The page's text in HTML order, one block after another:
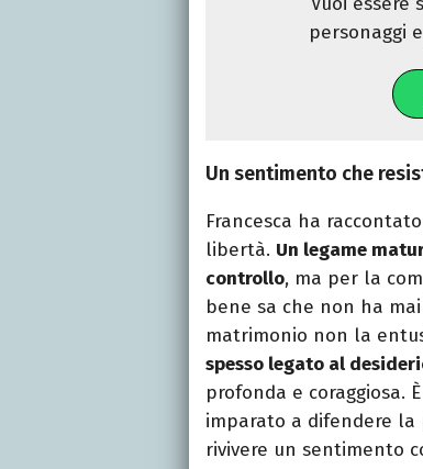
personaggi
Un sentimento che
Francesca ha
libertà. Un legame
controllo, ma per la
bene sa che non ha
matrimonio non la
spesso legato al
profonda e coraggiosa.
imparato a difendere
rivivere un sentimento